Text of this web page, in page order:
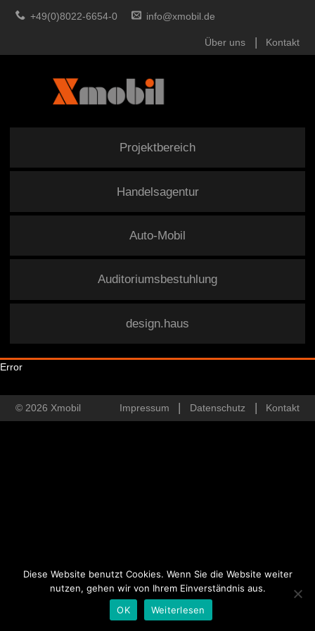
+49(0)8022-6654-0 info@xmobil.de
Über uns Kontakt
Projektbereich
Handelsagentur
Auto-Mobil
Auditoriumsbestuhlung
design.haus
Error
© 2026 Xmobil Impressum Datenschutz Kontakt
Diese Website benutzt Cookies. Wenn Sie die Website weiter
nutzen, gehen wir von Ihrem Einverständnis aus.
OK
Weiterlesen